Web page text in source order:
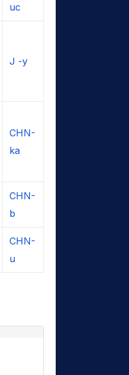
uc
J -y
CHN-
ka
CHN-
b
CHN-
u